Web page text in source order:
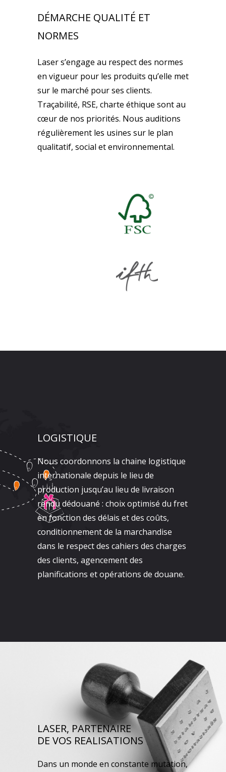
DÉMARCHE QUALITÉ ET
NORMES
Laser s’engage au respect des normes
en vigueur pour les produits qu’elle met
sur le marché pour ses clients.
Traçabilité, RSE, charte éthique sont au
cœur de nos priorités. Nous auditions
régulièrement les usines sur le plan
qualitatif, social et environnemental.
LOGISTIQUE
Nous coordonnons la chaine logistique
internationale depuis le lieu de
production jusqu’au lieu de livraison
rendu dédouané : choix optimisé du fret
en fonction des délais et des coûts,
conditionnement de la marchandise
dans le respect des cahiers des charges
des clients, agencement des
planifications et opérations de douane.
LASER, PARTENAIRE
DE VOS REALISATIONS
Dans un monde en constante mutation,